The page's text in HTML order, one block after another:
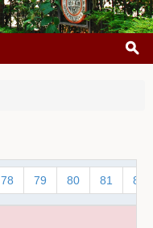
78 79 80 81 82